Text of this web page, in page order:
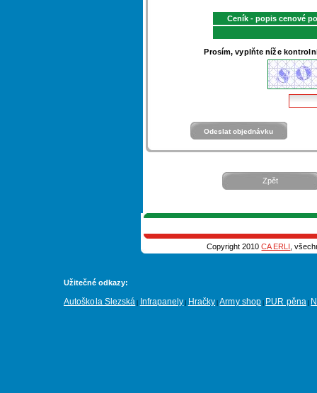
Ceník - popis cenové
Prosím, vyplňte níže
Zpět
Copyright 2010CA ERLI ,
Užitečné odkazy:
Autoškola Slezská Infrapanely Hračky |Army shop PUR pěna|